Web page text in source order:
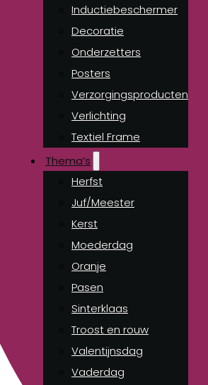
Inductiebeschermer
Decoratie
Onderzetters
Posters
Verzorgingsproducten
Verlichting
Textiel Frame
Thema’s
Herfst
Juf/Meester
Kerst
Moederdag
Oranje
Pasen
Sinterklaas
Troost en rouw
Valentijnsdag
Vaderdag